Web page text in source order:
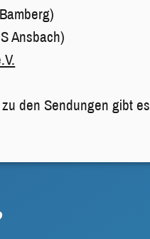
Ansbach)
den Sendungen gibt es